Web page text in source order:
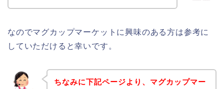
なのでマグカップマーケットに興味のある方は参考に
していただけると幸いです。
ちなみに下記ページより、マグカップマー